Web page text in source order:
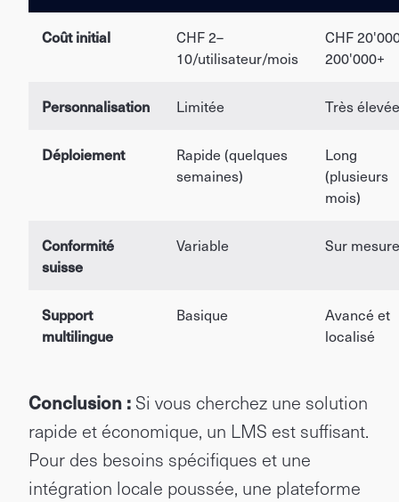
Coût initial
CHF 2–
10/utilisateur/mois
CHF
200'000+
Personnalisation Limitée Très élevée
Déploiement
Rapide (quelques
semaines)
Long
(plusieurs
mois)
Conformité
suisse
Variable Sur mesure
Support
multilingue
Basique
Avancé et
localisé
Conclusion : Si vous cherchez une solution
rapide et économique, un LMS est suffisant.
Pour des besoins spécifiques et une
intégration locale poussée, une plateforme